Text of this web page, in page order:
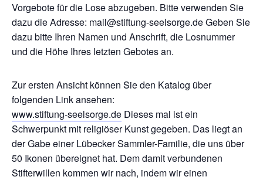
Vorgebote für die Lose abzugeben. Bitte verwenden Sie
dazu die Adresse: mail@stiftung-seelsorge.de Geben Sie
dazu bitte Ihren Namen und Anschrift, die Losnummer
und die Höhe Ihres letzten Gebotes an.
Zur ersten Ansicht können Sie den Katalog über
folgenden Link ansehen:
www.stiftung-seelsorge.de Dieses mal ist ein
Schwerpunkt mit religiöser Kunst gegeben. Das liegt an
der Gabe einer Lübecker Sammler-Familie, die uns über
50 Ikonen übereignet hat. Dem damit verbundenen
Stifterwillen kommen wir nach, indem wir einen